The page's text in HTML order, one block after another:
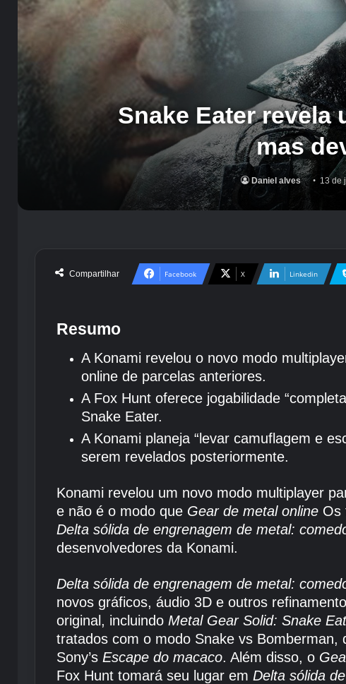
Snake Eater revela
mas
Daniel alves 13 de
Compartilhar Facebook X Linkedin
Resumo
A Konami revelou o novo modo
online de parcelas anteriores.
A Fox Hunt oferece jogabilidade
Snake Eater.
A Konami planeja “levar camuflagem e
serem revelados posteriormente.
Konami revelou um novo modo multiplayer
e não é o modo que Gear de metal online Os
Delta sólida de engrenagem de metal:
desenvolvedores da Konami.
Delta sólida de engrenagem de metal:
novos gráficos, áudio 3D e outros
original, incluindo Metal Gear Solid: Snake
tratados com o modo Snake vs
Sony’s Escape do macaco. Além disso, o
Fox Hunt tomará seu lugar em Delta sólida